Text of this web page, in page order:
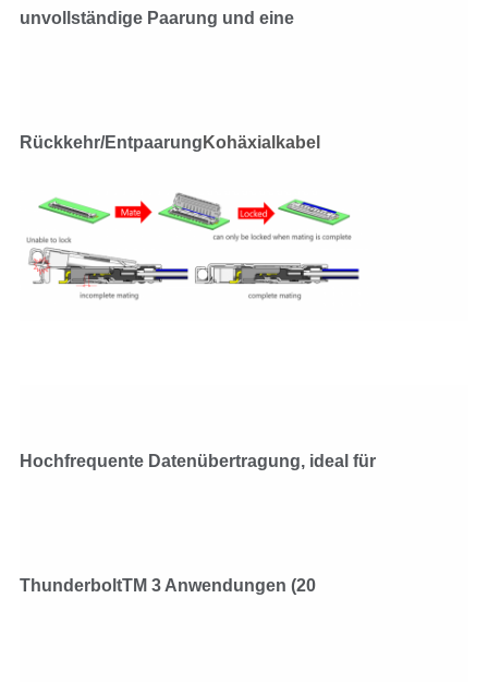
unvollständige Paarung und eine
Rückkehr/Entpaarung Kohäxialkabel
Hochfrequente Datenübertragung, ideal für
ThunderboltTM 3 Anwendungen (20